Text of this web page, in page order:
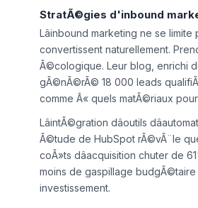
StratÃ©gies d'inbound
Lâinbound marketing ne se
convertissent naturellement.
Ã©cologique. Leur blog, enrichi
gÃ©nÃ©rÃ© 18 000 leads
comme Â« quels matÃ©riaux
LâintÃ©gration dâoutils
Ã©tude de HubSpot rÃ©vÃ¨le
coÃ»ts dâacquisition chuter de
moins de gaspillage
investissement.